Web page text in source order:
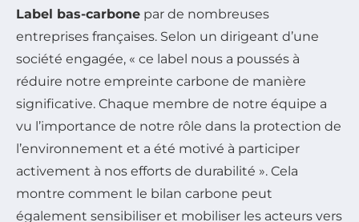
Label bas-carbone par de nombreuses
entreprises françaises. Selon un dirigeant d’une
société engagée, « ce label nous a poussés à
réduire notre empreinte carbone de manière
significative. Chaque membre de notre équipe a
vu l’importance de notre rôle dans la protection de
l’environnement et a été motivé à participer
activement à nos efforts de durabilité ». Cela
montre comment le bilan carbone peut
également sensibiliser et mobiliser les acteurs vers